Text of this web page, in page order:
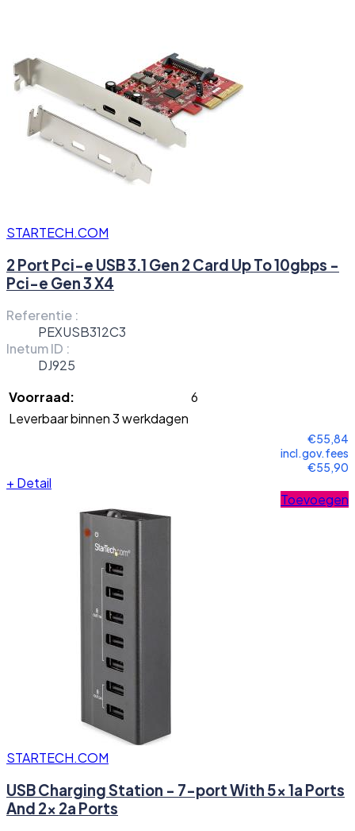
STARTECH.COM
2 Port Pci-e USB 3.1 Gen 2 Card Up To 10gbps -
Pci-e Gen 3 X4
Referentie :
PEXUSB312C3
Inetum ID :
DJ925
Voorraad:
6
Leverbaar binnen 3 werkdagen
€55,84
incl.gov.fees
€55,90
+ Detail
Toevoegen
STARTECH.COM
USB Charging Station - 7-port With 5x 1a Ports
And 2x 2a Ports